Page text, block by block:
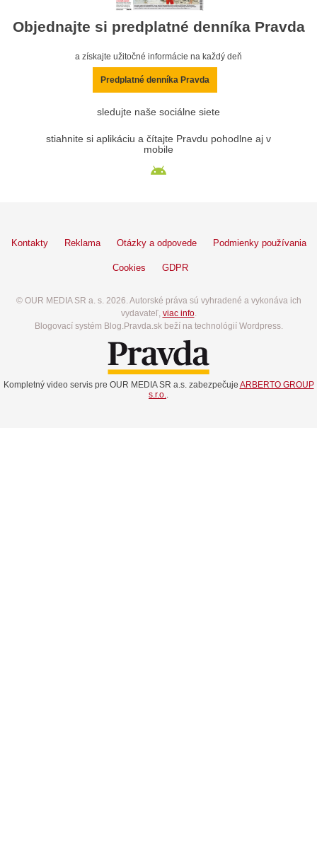
Objednajte si predplatné denníka Pravda
a získajte užitočné informácie na každý deň
Predplatné denníka Pravda
sledujte naše sociálne siete
stiahnite si aplikáciu a čítajte Pravdu pohodlne aj v
mobile
Kontakty Reklama Otázky a odpovede Podmienky používania
Cookies GDPR
© OUR MEDIA SR a. s. 2026. Autorské práva sú vyhradené a vykonáva ich
vydavateľ, viac info.
Blogovací systém Blog.Pravda.sk beží na technológií Wordpress.
Kompletný video servis pre OUR MEDIA SR a.s. zabezpečuje ARBERTO GROUP
s.r.o..